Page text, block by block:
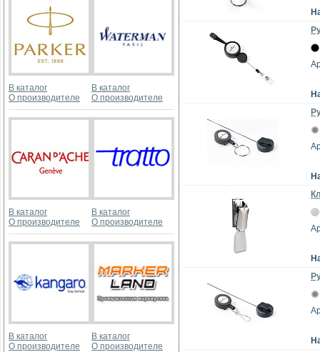
В каталог
О производителе
В каталог
О производителе
В каталог
О производителе
В каталог
О производителе
В каталог
О производителе
В каталог
О производителе